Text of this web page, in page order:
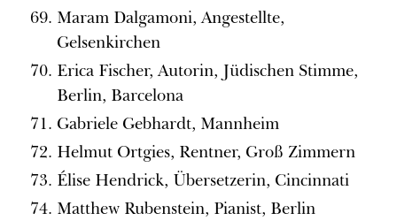
Maram Dalgamoni, Angestellte,
Gelsenkirchen
Erica Fischer, Autorin, Jüdischen Stimme,
Berlin, Barcelona
Gabriele Gebhardt, Mannheim
Helmut Ortgies, Rentner, Groß Zimmern
Élise Hendrick, Übersetzerin, Cincinnati
Matthew Rubenstein, Pianist, Berlin